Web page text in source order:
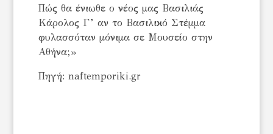
Πώς θα ένιωθε ο νέος μας Βασιλιάς
Κάρολος Γ’ αν το Βασιλικό Στέμμα
φυλασσόταν μόνιμα σε Μουσείο στην
Αθήνα;»
Πηγή: naftemporiki.gr